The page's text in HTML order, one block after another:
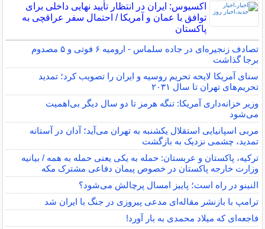
اکسیوس: ایران در انتظار تأیید نهایی داخلی برای
توافق با عمان و آمریکا / احتمال سفر عراقچی به
پاکستان
تصادف زنجیره‌ای در جاده سلماس - ارومیه ۶ فوتی و ۵ مصدوم
برجا گذاشت
سنای آمریکا لایحه تحریم روسیه و ایران را تصویب کرد؛ تمدید
تحریم‌های تهران تا سال ۲۰۳۱
وزیر خزانه‌داری آمریکا: تنگه هرمز تا دو سال دیگر بی‌اهمیت
می‌شود
مربی اسپانیایی استقلال یکشنبه به تهران می‌آید؛ آدان در آستانه
تمدید، چشمی نزدیک به بازگشت
ترکیه، پاکستان و عربستان: حمله به یکی یعنی حمله به همه / بیانیه
وزارت خارجه پاکستان در خصوص پیمان دفاعی مشترک مکه
النینو در راه است؛ پاییز امسال پرچالش می‌شود؟
ترامپ با بازنشر مقاله‌ای مدعی پیروزی در جنگ با ایران شد
فاجعه‌ای که میلاد محمدی به بار آورد!